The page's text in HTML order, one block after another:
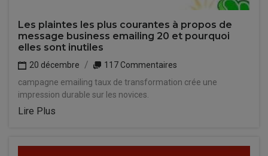
Les plaintes les plus courantes à propos de
message business emailing 20 et pourquoi
elles sont inutiles
20 décembre
117 Commentaires
campagne emailing taux de transformation crée une
impression durable sur les novices.
Lire Plus